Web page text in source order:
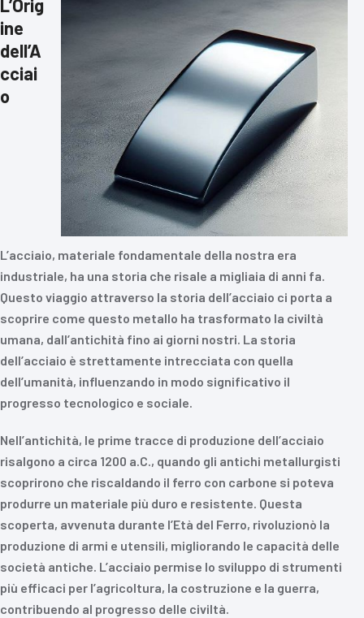
L’Orig
ine
dell’A
cciai
o
L’acciaio, materiale fondamentale della nostra era
industriale, ha una storia che risale a migliaia di anni fa.
Questo viaggio attraverso la storia dell’acciaio ci porta a
scoprire come questo metallo ha trasformato la civiltà
umana, dall’antichità fino ai giorni nostri. La storia
dell’acciaio è strettamente intrecciata con quella
dell’umanità, influenzando in modo significativo il
progresso tecnologico e sociale.
Nell’antichità, le prime tracce di produzione dell’acciaio
risalgono a circa 1200 a.C., quando gli antichi metallurgisti
scoprirono che riscaldando il ferro con carbone si poteva
produrre un materiale più duro e resistente. Questa
scoperta, avvenuta durante l’Età del Ferro, rivoluzionò la
produzione di armi e utensili, migliorando le capacità delle
società antiche. L’acciaio permise lo sviluppo di strumenti
più efficaci per l’agricoltura, la costruzione e la guerra,
contribuendo al progresso delle civiltà.